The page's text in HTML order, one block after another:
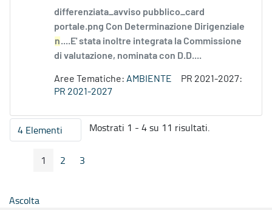
differenziata_avviso pubblico_card
portale.png Con Determinazione Dirigenziale
n....E' stata inoltre integrata la Commissione
di valutazione, nominata con D.D....
Aree Tematiche: AMBIENTE
PR 2021-2027:
PR 2021-2027
4 ElementiPer pagina
Mostrati 1 - 4 su 11 risultati.
Pagina Precedente
Pagina
1 Pagina
2 Pagina
3
Ascolta